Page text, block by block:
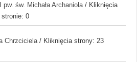
św. Michała Archanioła / Kliknięcia
0
Chrzciciela / Kliknięcia strony: 23